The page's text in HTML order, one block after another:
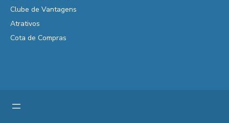
Clube de Vantagens
Atrativos
Cota de Compras